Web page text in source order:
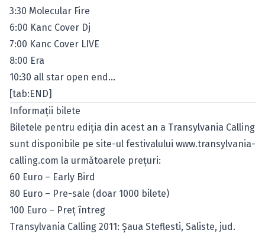
3:30 Molecular Fire
6:00 Kanc Cover Dj
7:00 Kanc Cover LIVE
8:00 Era
10:30 all star open end…
[tab:END]
Informaţii bilete
Biletele pentru ediţia din acest an a Transylvania Calling
sunt disponibile pe site-ul festivalului www.transylvania-
calling.com la următoarele preţuri:
60 Euro – Early Bird
80 Euro – Pre-sale (doar 1000 bilete)
100 Euro – Preţ întreg
Transylvania Calling 2011: Şaua Steflesti, Saliste, jud.